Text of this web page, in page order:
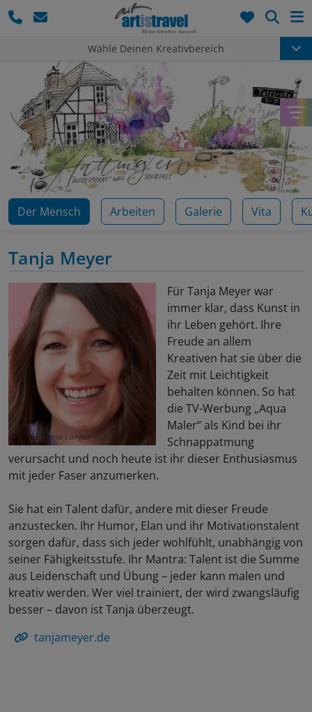
Wähle Deinen Kreativbereich
Der Mensch Arbeiten Galerie Vita
Tanja Meyer
Anna-Maria Langer
Für Tanja Meyer war
immer klar, dass Kunst in
ihr Leben gehört. Ihre
Freude an allem
Kreativen hat sie über die
Zeit mit Leichtigkeit
behalten können. So hat
die TV-Werbung „Aqua
Maler“ als Kind bei ihr
Schnappatmung
verursacht und noch heute ist ihr dieser Enthusiasmus
mit jeder Faser anzumerken.
Sie hat ein Talent dafür, andere mit dieser Freude
anzustecken. Ihr Humor, Elan und ihr Motivationstalent
sorgen dafür, dass sich jeder wohlfühlt, unabhängig von
seiner Fähigkeitsstufe. Ihr Mantra: Talent ist die Summe
aus Leidenschaft und Übung – jeder kann malen und
kreativ werden. Wer viel trainiert, der wird zwangsläufig
besser – davon ist Tanja überzeugt.
tanjameyer.de